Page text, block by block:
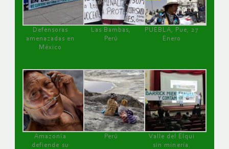
Defensoras
amenazadas en
México
Las Bambas,
Perú
PUEBLA, Pue, 27
Enero
Amazonía
defiende su
Perú
Valle del Elqui
sin minería.